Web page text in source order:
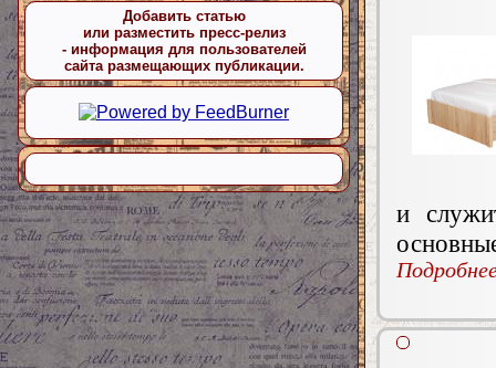
и
Добавить статью
или разместить пресс-релиз
- информация для пользователей
сайта размещающих публикации.